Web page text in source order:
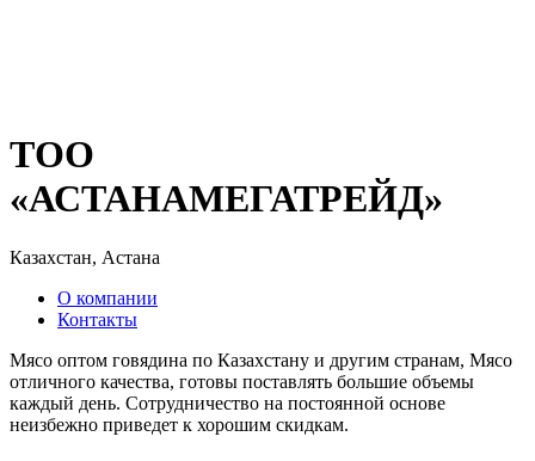
ТОО
«АСТАНАМЕГАТРЕЙД»
Казахстан, Астана
О компании
Контакты
Мясо оптом говядина по Казахстану и другим странам, Мясо
отличного качества, готовы поставлять большие объемы
каждый день. Сотрудничество на постоянной основе
неизбежно приведет к хорошим скидкам.